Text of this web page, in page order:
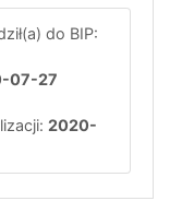
do BIP:
07-27
2020-